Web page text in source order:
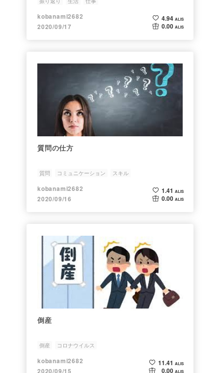
kobanami2682
2020/09/17
4.94 ALIS
0.00 ALIS
質問の仕方
質問 コミュニケーション スキル
kobanami2682
2020/09/16
1.41 ALIS
0.00 ALIS
倒産
倒産 コロナウイルス
kobanami2682
2020/09/15
11.41 ALIS
0.00 ALIS